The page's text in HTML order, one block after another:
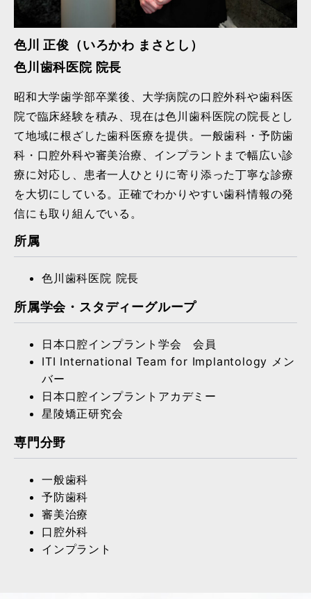
色川 正俊（いろかわ まさとし）
色川歯科医院 院長
昭和大学歯学部卒業後、大学病院の口腔外科や歯科医
院で臨床経験を積み、現在は色川歯科医院の院長とし
て地域に根ざした歯科医療を提供。一般歯科・予防歯
科・口腔外科や審美治療、インプラントまで幅広い診
療に対応し、患者一人ひとりに寄り添った丁寧な診療
を大切にしている。正確でわかりやすい歯科情報の発
信にも取り組んでいる。
所属
色川歯科医院 院長
所属学会・スタディーグループ
日本口腔インプラント学会 会員
ITI International Team for Implantology メン
バー
日本口腔インプラントアカデミー
星陵矯正研究会
専門分野
一般歯科
予防歯科
審美治療
口腔外科
インプラント